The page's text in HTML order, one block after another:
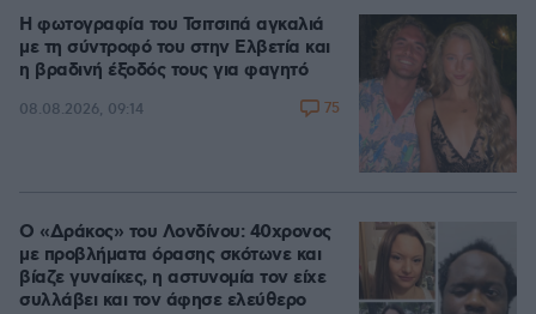
Η φωτογραφία του Τσιτσιπά αγκαλιά
με τη σύντροφό του στην Ελβετία και
η βραδινή έξοδός τους για φαγητό
08.08.2026, 09:14 75
Ο «Δράκος» του Λονδίνου: 40χρονος
με προβλήματα όρασης σκότωνε και
βίαζε γυναίκες, η αστυνομία τον είχε
συλλάβει και τον άφησε ελεύθερο